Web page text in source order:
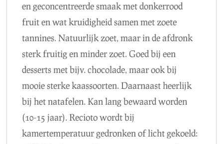
en geconcentreerde smaak met donkerrood
fruit en wat kruidigheid samen met zoete
tannines. Natuurlijk zoet, maar in de afdronk
sterk fruitig en minder zoet. Goed bij een
desserts met bijv. chocolade, maar ook bij
mooie sterke kaassoorten. Daarnaast heerlijk
bij het natafelen. Kan lang bewaard worden
(10-15 jaar). Recioto wordt bij
kamertemperatuur gedronken of licht gekoeld: